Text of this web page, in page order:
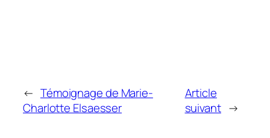
← Témoignage de Marie-
Charlotte Elsaesser
Article
suivant →